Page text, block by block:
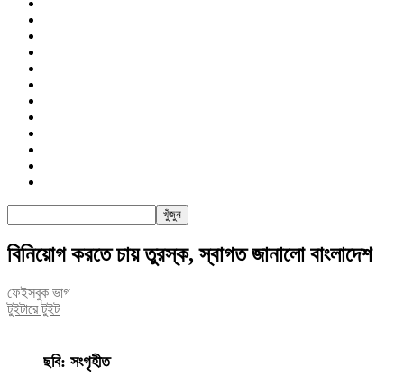
বিনিয়োগ করতে চায় তুরস্ক, স্বাগত জানালো বাংলাদেশ
ফেইসবুক ভাগ
টুইটারে টুইট
ছবি: সংগৃহীত